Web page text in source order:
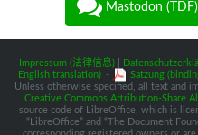
Mastodon (TDF)
Impressum (法律信息)|
English translation) - Satzung
Unless otherwise specified, all text and
Creative Commons Attribution-Share
source code of LibreOffice, which is
“LibreOffice” and “The Document